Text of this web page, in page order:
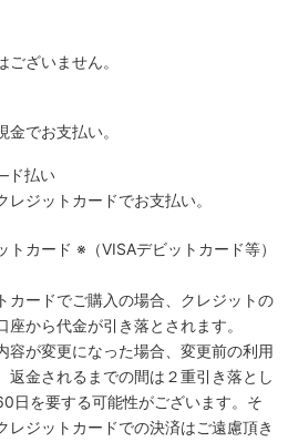
ざいません。
でお支払い。
ド払い
ジットカードでお支払い。
トカード ※（VISAデビットカード等）
カードでご購入の場合、クレジットの
から代金が引き落とされます。
容が変更になった場合、変更前の利用
返金されるまでの間は２重引き落とし
日を要する可能性がございます。そ
レジットカードでの決済はご遠慮頂き